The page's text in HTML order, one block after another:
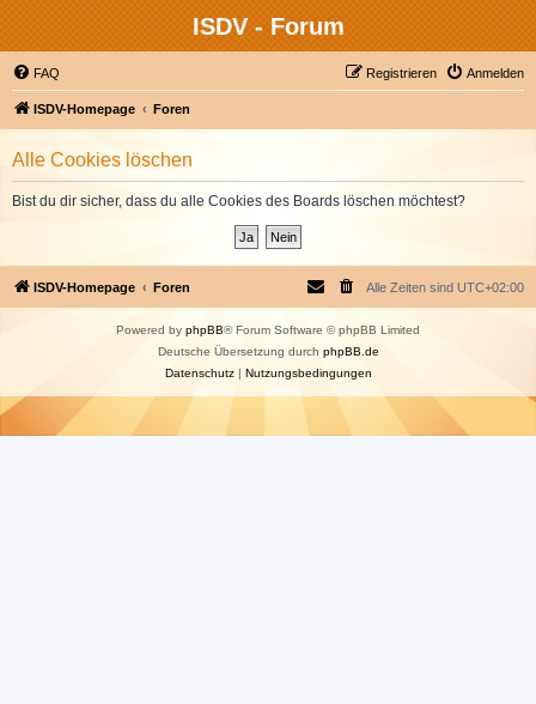
ISDV - Forum
FAQ Anmelden
Registrieren
ISDV-Homepage Foren
Alle Cookies löschen
Bist du dir sicher, dass du alle Cookies des Boards löschen möchtest?
ISDV-Homepage Foren Alle Zeiten sind UTC+02:00
Powered by phpBB® Forum Software © phpBB Limited
Deutsche Übersetzung durch phpBB.de
Datenschutz| Nutzungsbedingungen